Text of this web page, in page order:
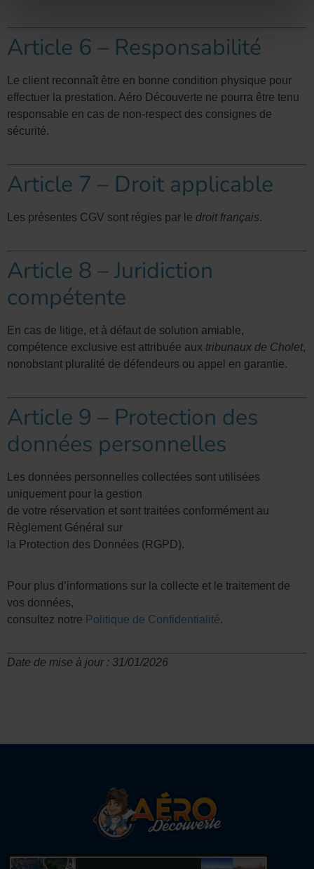
Article 6 – Responsabilité
Le client reconnaît être en bonne condition physique pour
effectuer la prestation. Aéro Découverte ne pourra être tenu
responsable en cas de non-respect des consignes de
sécurité.
Article 7 – Droit applicable
Les présentes CGV sont régies par le droit français.
Article 8 – Juridiction
compétente
En cas de litige, et à défaut de solution amiable,
compétence exclusive est attribuée aux tribunaux de Cholet,
nonobstant pluralité de défendeurs ou appel en garantie.
Article 9 – Protection des
données personnelles
Les données personnelles collectées sont utilisées
uniquement pour la gestion
de votre réservation et sont traitées conformément au
Règlement Général sur
la Protection des Données (RGPD).
Pour plus d’informations sur la collecte et le traitement de
vos données,
consultez notre Politique de Confidentialité.
Date de mise à jour : 31/01/2026